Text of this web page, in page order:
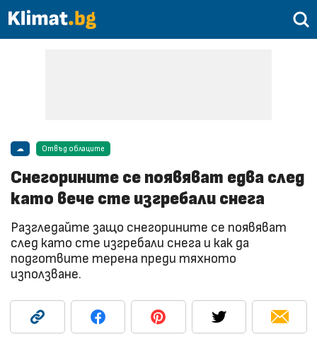
☁ Отвъд облаците
Снегорините се появяват едва след
като вече сте изгребали снега
Разгледайте защо снегорините се появяват
след като сте изгребали снега и как да
подготвите терена преди тяхното
използване.